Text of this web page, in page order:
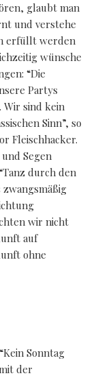
glaubt man
und verstehe
erfüllt werden
wünsche
“Die
Partys
Wir sind kein
Sinn”, so
Fleischhacker.
Segen
durch den
zwangsmäßig
wir nicht
auf
ohne
Sonntag
der